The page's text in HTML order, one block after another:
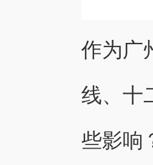
作为广
线、十
些影响